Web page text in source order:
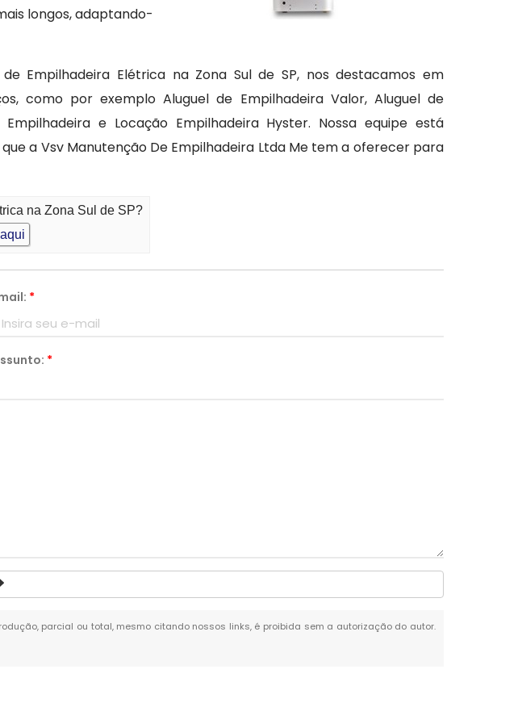
longos, adaptando-
Empilhadeira Elétrica na Zona Sul de SP, nos destacamos em
como por exemplo Aluguel de Empilhadeira Valor, Aluguel de
e Locação Empilhadeira Hyster. Nossa equipe está
a Vsv Manutenção De Empilhadeira Ltda Me tem a oferecer para
na Zona Sul de SP?
*
*
parcial ou total, mesmo citando nossos links, é proibida sem a autorização do autor.